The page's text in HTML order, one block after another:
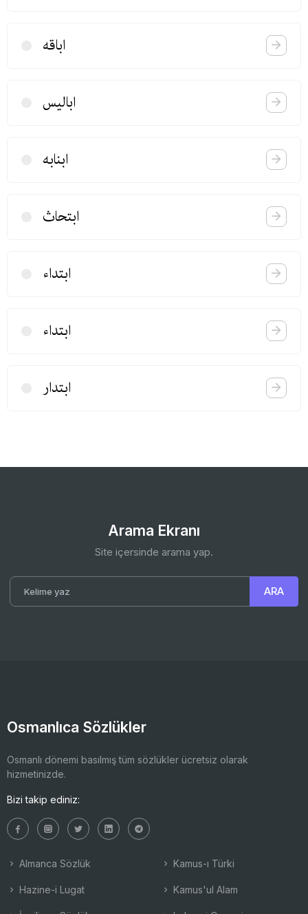
اباقه
ابالیس
ابنابه
ابتحاث
ابتداء
ابتداء
ابتدار
Arama Ekranı
Site içersinde arama yap.
Osmanlıca Sözlükler
Osmanlı dönemi basılmış tüm sözlükler ücretsiz olarak
hizmetinizde.
Bizi takip ediniz:
Almanca Sözlük
Hazine-i Lugat
Kamus-ı Türki
Kamus'ul Alam